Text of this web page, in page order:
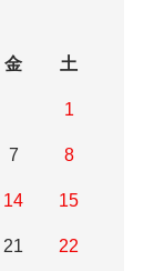
金 土
1
7 8
14 15
21 22